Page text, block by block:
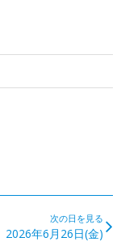
次の日を見る
2026年6月26日(金)